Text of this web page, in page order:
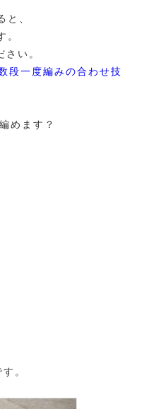
、
い。
段一度編みの合わせ技
めます？
。